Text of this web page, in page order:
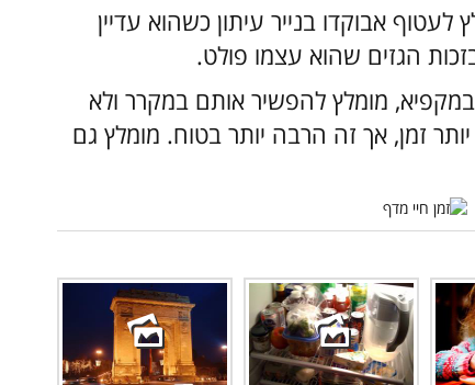
אבוקדו בנייר עיתון כשהוא עדיין
הגזים שהוא עצמו פולט.
מומלץ להפשיר אותם במקרר ולא
זמן, אך זה הרבה יותר בטוח. מומלץ גם